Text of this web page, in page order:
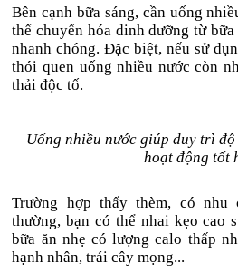
Bên cạnh bữa sáng, cần uống
thể chuyến hóa dinh dưỡng từ
nhanh chóng. Đặc biệt, nếu sử
thói quen uống nhiều nước còn
thải độc tố.
Uống nhiều nước giúp duy trì
hoạt động tốt
Trường hợp thấy thèm, có
thường, bạn có thể nhai kẹo cao
bữa ăn nhẹ có lượng calo thấp
hạnh nhân, trái cây mọng...